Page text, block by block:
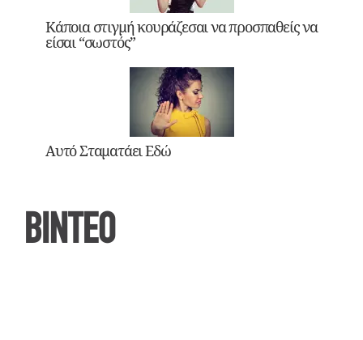
Κάποια στιγμή κουράζεσαι να προσπαθείς να
είσαι “σωστός”
Αυτό Σταματάει Εδώ
ΒΙΝΤΕΟ